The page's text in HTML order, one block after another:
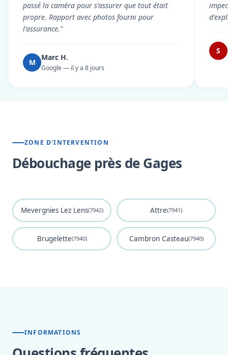
passé la caméra pour s'assurer que tout était
propre. Rapport avec photos fourni pour
l'assurance."
M
Marc H.
Google — il y a 8 jours
S
ZONE D'INTERVENTION
Débouchage près de Gages
Mevergnies Lez Lens(7942) Attre(7941)
Brugelette(7940) Cambron Casteau(7940)
INFORMATIONS